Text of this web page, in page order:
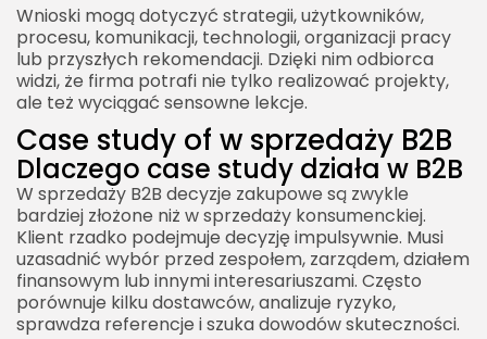
Wnioski mogą dotyczyć strategii, użytkowników,
procesu, komunikacji, technologii, organizacji pracy
lub przyszłych rekomendacji. Dzięki nim odbiorca
widzi, że firma potrafi nie tylko realizować projekty,
ale też wyciągać sensowne lekcje.
Case study of w sprzedaży B2B
Dlaczego case study działa w B2B
W sprzedaży B2B decyzje zakupowe są zwykle
bardziej złożone niż w sprzedaży konsumenckiej.
Klient rzadko podejmuje decyzję impulsywnie. Musi
uzasadnić wybór przed zespołem, zarządem, działem
finansowym lub innymi interesariuszami. Często
porównuje kilku dostawców, analizuje ryzyko,
sprawdza referencje i szuka dowodów skuteczności.